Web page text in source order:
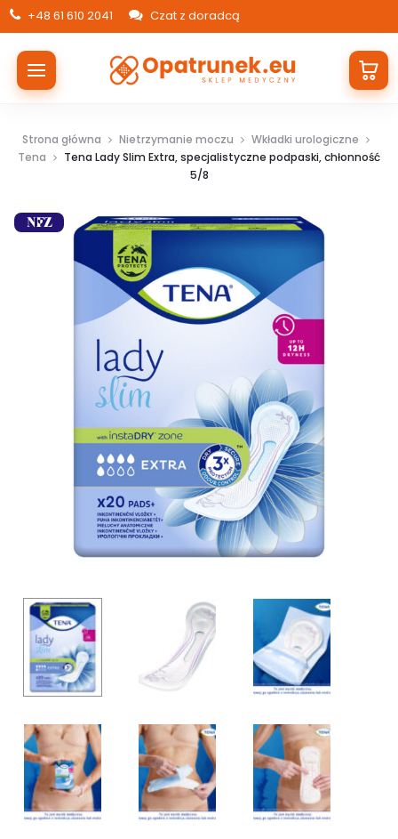
+48 61 610 2041 Czat z doradcą
Strona główna Nietrzymanie moczu
Wkładki urologiczne
Tena
Tena Lady Slim Extra, specjalistyczne podpaski, chłonność
5/8